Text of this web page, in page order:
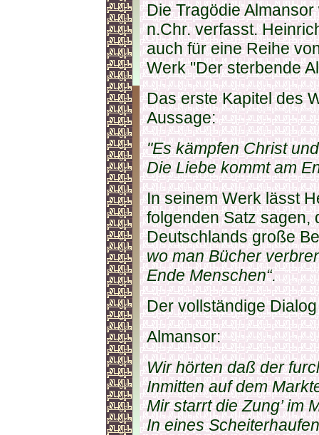
Die Tragödie
n.Chr. verfasst.
auch für eine Reihe
Werk "Der sterbende
Das erste Kapitel des
Aussage:
"Es kämpfen Christ
Die Liebe kommt am
In seinem Werk lässt
folgenden Satz sagen,
Deutschlands große
wo man Bücher
Ende Menschen“.
Der vollständige
Almansor:
Wir hörten daß der
Inmitten auf dem
Mir starrt die Zung’ im
In eines